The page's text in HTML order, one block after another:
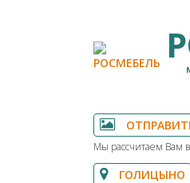
Мы рассчитаем Вам
ГОЛИЦЫНО